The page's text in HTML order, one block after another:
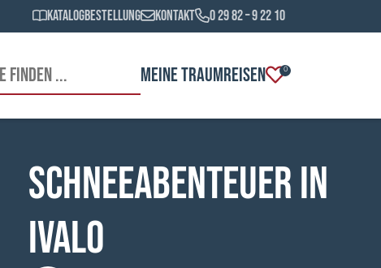
Katalogbestellung Kontakt 0 29 82 – 9 22 10
MEINE TRAUMREISEN 0
Schneeabenteuer in
Ivalo